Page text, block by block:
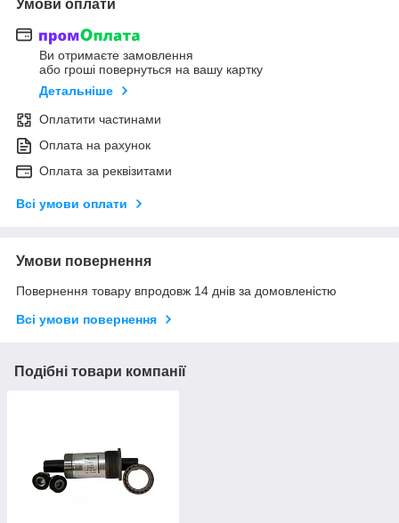
Умови оплати
Ви отримаєте замовлення
або гроші повернуться на вашу картку
Детальніше
Оплатити частинами
Оплата на рахунок
Оплата за реквізитами
Всі умови оплати
Умови повернення
Повернення товару впродовж 14 днів за домовленістю
Всі умови повернення
Подібні товари компанії